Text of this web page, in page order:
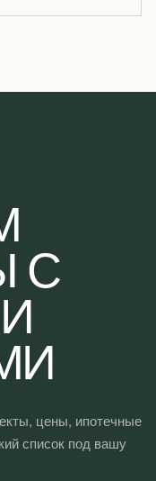
С
цены, ипотечные
список под вашу